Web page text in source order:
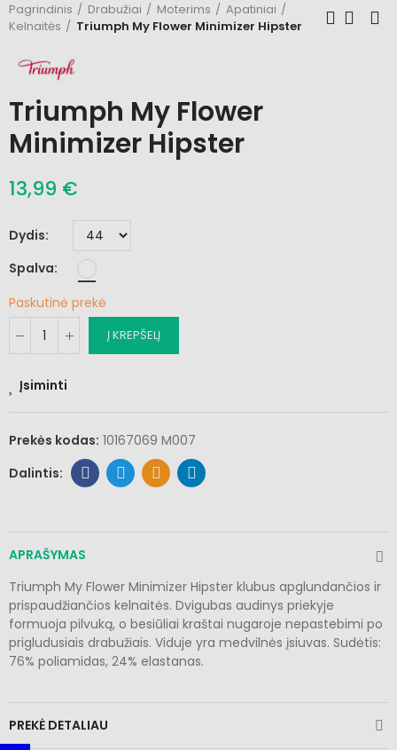
Pagrindinis Drabužiai Moterims
Apatiniai
Kelnaitės
Triumph My Flower Minimizer Hipster
Triumph My Flower
Minimizer Hipster
13,99 €
Dydis
Spalva
Paskutinė prekė
Į KREPŠELĮ
Įsiminti
Prekės kodas: 10167069 M007
APRAŠYMAS
Triumph My Flower Minimizer Hipster klubus apglundančios ir
prispaudžiančios kelnaitės. Dvigubas audinys priekyje
formuoja pilvuką, o besiūliai kraštai nugaroje nepastebimi po
prigludusiais drabužiais. Viduje yra medvilnės įsiuvas. Sudėtis:
76% poliamidas, 24% elastanas.
PREKĖ DETALIAU